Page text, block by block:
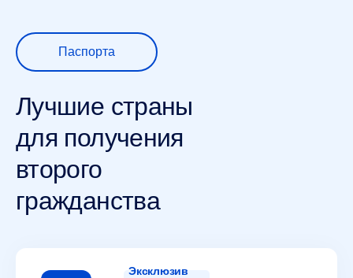
Лучшие страны
для получения
второго
гражданства
Паспорта
Эксклюзив